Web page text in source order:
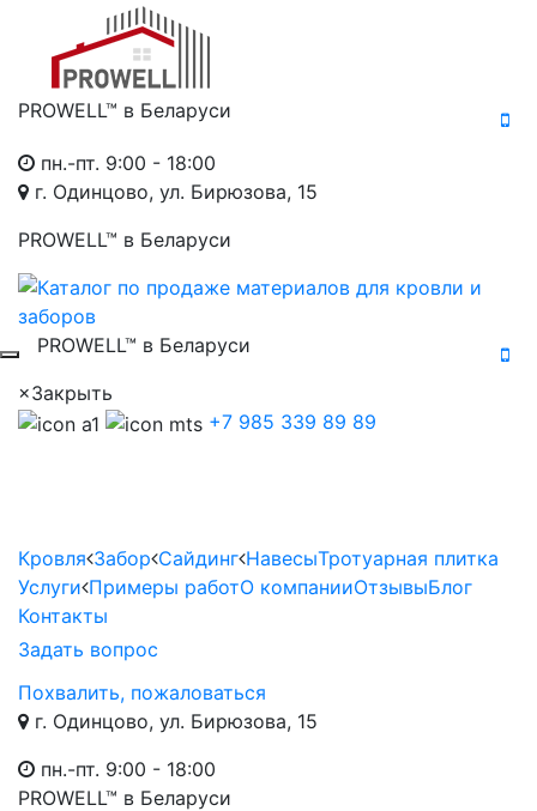
PROWELL™ в Беларуси
пн.-пт. 9:00 - 18:00
г. Одинцово, ул. Бирюзова, 15
PROWELL™ в Беларуси
PROWELL™ в Беларуси
×Закрыть
+7 985 339 89 89
Кровля Забор Сайдинг НавесыТротуарная плитка
Услуги Примеры работО компанииОтзывыБлог
Контакты
Задать вопрос
Похвалить, пожаловаться
г. Одинцово, ул. Бирюзова, 15
пн.-пт. 9:00 - 18:00
PROWELL™ в Беларуси